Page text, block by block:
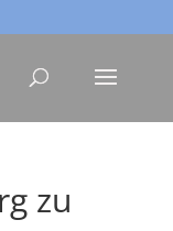
zu